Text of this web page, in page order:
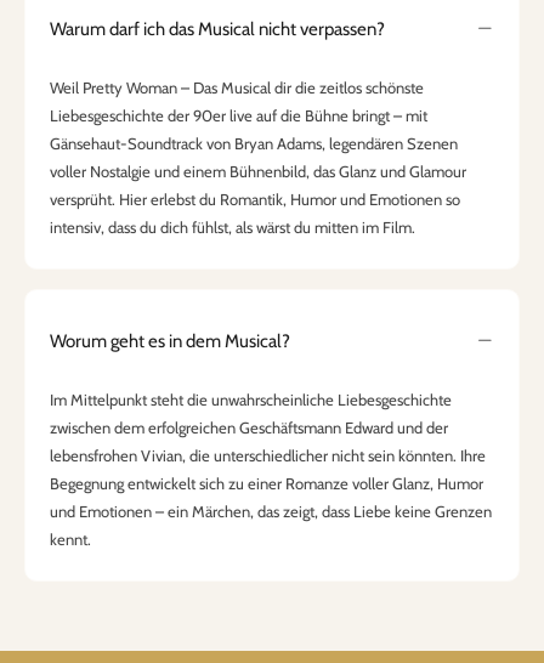
Warum darf ich das Musical nicht verpassen?
Weil Pretty Woman – Das Musical dir die zeitlos schönste
Liebesgeschichte der 90er live auf die Bühne bringt – mit
Gänsehaut-Soundtrack von Bryan Adams, legendären Szenen
voller Nostalgie und einem Bühnenbild, das Glanz und Glamour
versprüht. Hier erlebst du Romantik, Humor und Emotionen so
intensiv, dass du dich fühlst, als wärst du mitten im Film.
Worum geht es in dem Musical?
Im Mittelpunkt steht die unwahrscheinliche Liebesgeschichte
zwischen dem erfolgreichen Geschäftsmann Edward und der
lebensfrohen Vivian, die unterschiedlicher nicht sein könnten. Ihre
Begegnung entwickelt sich zu einer Romanze voller Glanz, Humor
und Emotionen – ein Märchen, das zeigt, dass Liebe keine Grenzen
kennt.